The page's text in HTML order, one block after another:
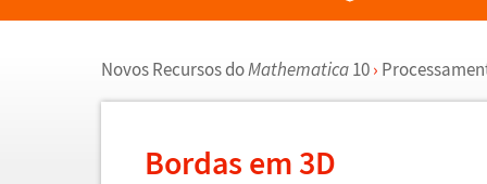
Novos Recursos doMathematica10 ›
Bordas em 3D